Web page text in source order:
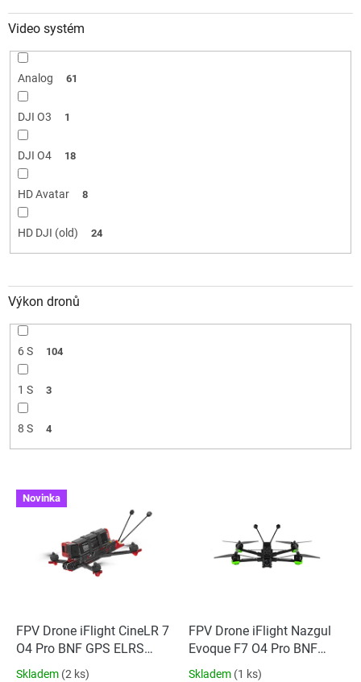
Video systém
Analog 61
DJI O3 1
DJI O4 18
HD Avatar 8
HD DJI (old) 24
Výkon dronů
6 S 104
1 S 3
8 S 4
V Novinka
FPV Drone iFlight CineLR 7
O4 Pro BNF GPS ELRS
2.4GHz
Skladem (2 ks)
FPV Drone iFlight Nazgul
Evoque F7 O4 Pro BNF
GPS
Skladem (1 ks)